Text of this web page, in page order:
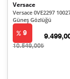
Versace
Versace 0VE2297
Güneş Gözlüğü
9
10.549,00₺